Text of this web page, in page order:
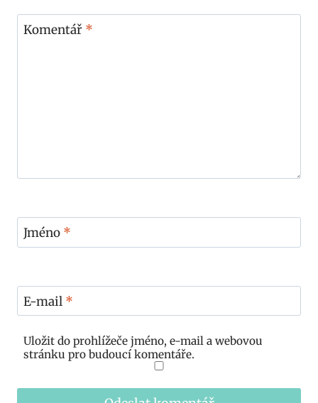
Komentář *
Jméno *
E-mail *
Uložit do prohlížeče jméno, e-mail a webovou
stránku pro budoucí komentáře.